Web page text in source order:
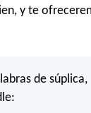
y te
de súplica,